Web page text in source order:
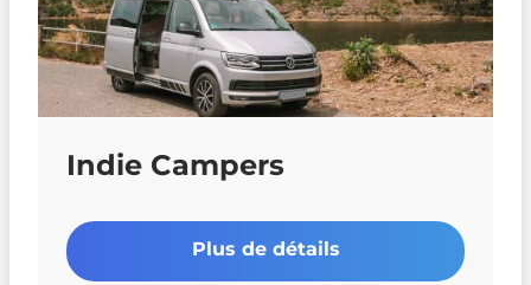
Indie Campers
Plus de détails